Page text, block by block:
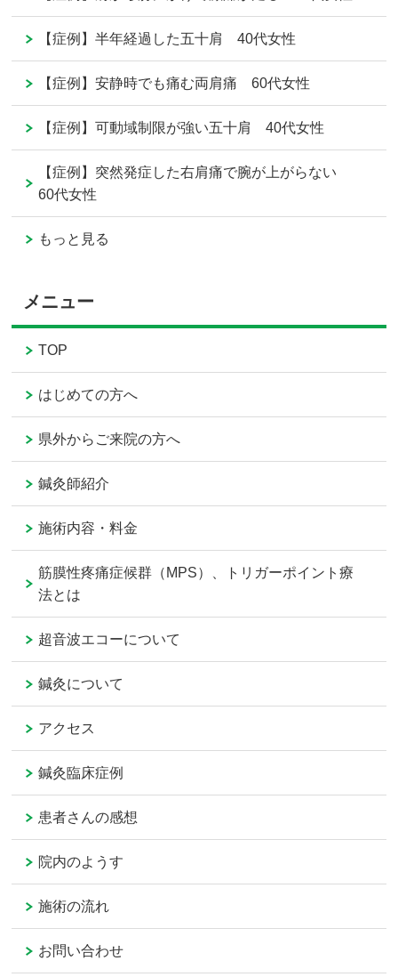
【症例】半年経過した五十肩 40代女性
【症例】安静時でも痛む両肩痛 60代女性
【症例】可動域制限が強い五十肩 40代女性
【症例】突然発症した右肩痛で腕が上がらない
60代女性
もっと見る
メニュー
TOP
はじめての方へ
県外からご来院の方へ
鍼灸師紹介
施術内容・料金
筋膜性疼痛症候群（MPS）、トリガーポイント療
法とは
超音波エコーについて
鍼灸について
アクセス
鍼灸臨床症例
患者さんの感想
院内のようす
施術の流れ
お問い合わせ